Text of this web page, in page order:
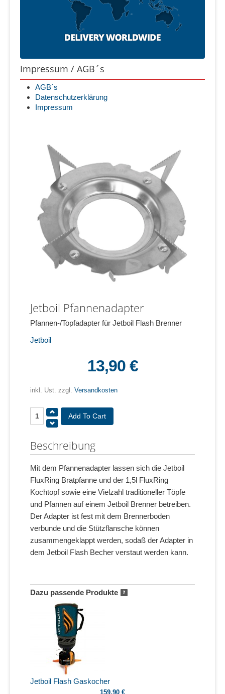
Impressum / AGB´s
AGB´s
Datenschutzerklärung
Impressum
Jetboil Pfannenadapter
Pfannen-/Topfadapter für Jetboil Flash Brenner
Jetboil
13,90 €
inkl. Ust. zzgl. Versandkosten
Beschreibung
Mit dem Pfannenadapter lassen sich die Jetboil
FluxRing Bratpfanne und der 1,5l FluxRing
Kochtopf sowie eine Vielzahl traditioneller Töpfe
und Pfannen auf einem Jetboil Brenner betreiben.
Der Adapter ist fest mit dem Brennerboden
verbunde und die Stützflansche können
zusammengeklappt werden, sodaß der Adapter in
dem Jetboil Flash Becher verstaut werden kann.
Dazu passende Produkte
Jetboil Flash Gaskocher
159,90 €